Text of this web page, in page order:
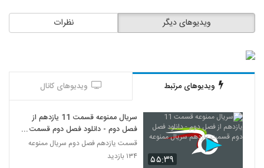
نظرات ویدیوهای دیگر
ویدیوهای مرتبط ویدیوهای کانال
۵۵:۳۹
سریال ممنوعه قسمت 11 یازدهم از
فصل دوم - دانلود فصل دوم قسمت
یازدهم سریال ممنوعه
قسمت یازدهم فصل دوم سریال ممنوعه
۱۳۴ بازدید